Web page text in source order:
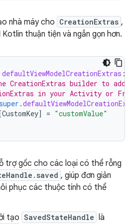
nhà máy cho CreationExtras ,
thuận tiện và ngắn gọn hơn.
defaultViewModelCreationExtras :
CreationExtras builder to add
in your Activity or
.
CustomKey] = "customValue"
trợ gốc cho các loại có thể rỗng
, giúp đơn giản
phục các thuộc tính có thể
tạo SavedStateHandle là